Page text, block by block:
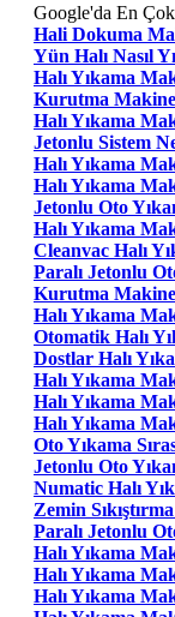
Google'da En
Hali Dokuma
Yün Halı Nasıl
Halı Yıkama
Kurutma
Halı Yıkama
Jetonlu Sistem
Halı Yıkama
Halı Yıkama
Jetonlu Oto
Halı Yıkama
Cleanvac Halı
Paralı Jetonlu
Kurutma
Halı Yıkama
Otomatik Halı
Dostlar Halı
Halı Yıkama
Halı Yıkama
Halı Yıkama
Oto Yıkama
Jetonlu Oto
Numatic Halı
Zemin
Paralı Jetonlu
Halı Yıkama
Halı Yıkama
Halı Yıkama